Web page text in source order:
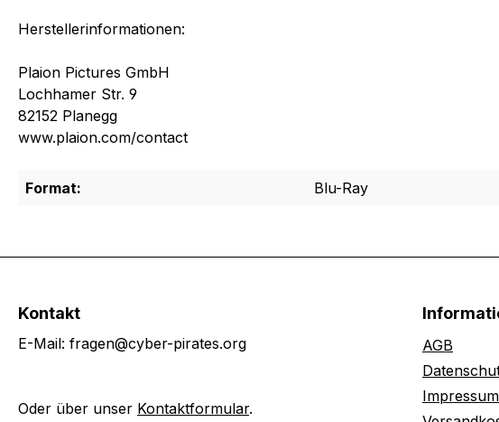
Herstellerinformationen:
Plaion Pictures GmbH
Lochhamer Str. 9
82152 Planegg
www.plaion.com/contact
Format: Blu-Ray
Kontakt
E-Mail: fragen@cyber-pirates.org
Oder über unser Kontaktformular.
AGB
Impressum